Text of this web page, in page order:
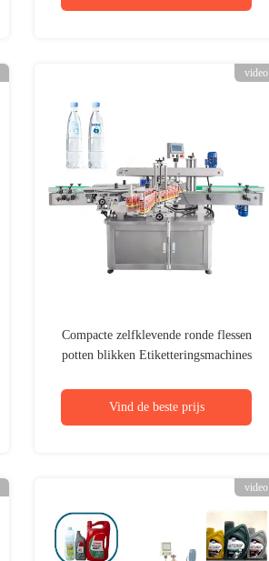
video
Compacte zelfklevende ronde flessen
potten blikken Etiketteringsmachines
Vind de beste prijs
video